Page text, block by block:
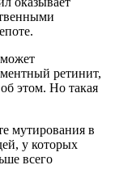
ретинит,
этом. Но такая
мутирования в
у которых
всего